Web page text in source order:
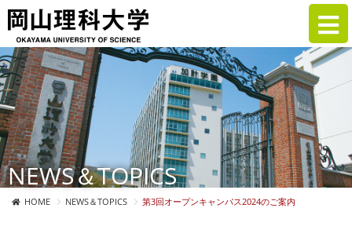
NEWS＆TOPICS
HOME NEWS＆TOPICS 第3回オープンキャンパス2024のご案内